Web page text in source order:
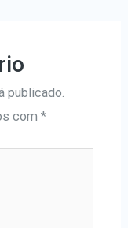
publicado.
com *